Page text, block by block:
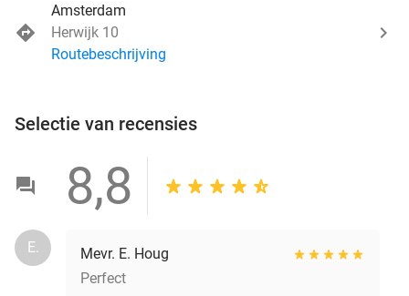
Amsterdam
Herwijk 10
Routebeschrijving
Selectie van recensies
8,8
E.
Mevr. E. Houg
Perfect